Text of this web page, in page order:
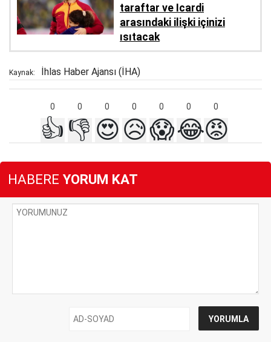
taraftar ve Icardi
arasındaki ilişki içinizi
ısıtacak
Kaynak: İhlas Haber Ajansı (İHA)
0 0 0 0 0 0 0
👍 👎 😍😥😱😂😡
HABERE YORUM KAT